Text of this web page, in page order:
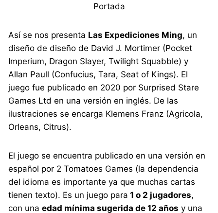
Portada
Así se nos presenta Las Expediciones Ming, un
diseño de diseño de David J. Mortimer (Pocket
Imperium, Dragon Slayer, Twilight Squabble) y
Allan Paull (Confucius, Tara, Seat of Kings). El
juego fue publicado en 2020 por Surprised Stare
Games Ltd en una versión en inglés. De las
ilustraciones se encarga Klemens Franz (Agricola,
Orleans, Citrus).
El juego se encuentra publicado en una versión en
español por 2 Tomatoes Games (la dependencia
del idioma es importante ya que muchas cartas
tienen texto). Es un juego para 1 o 2 jugadores,
con unaedad mínima sugerida de 12 años y una